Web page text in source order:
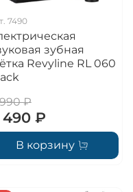
7490
зубная
Revyline RL 060
₽
₽
В корзину